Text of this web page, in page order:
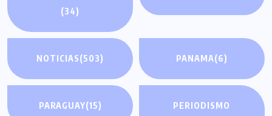
(34)
NOTICIAS(503) PANAMA(6)
PARAGUAY(15)
PERIODISMO